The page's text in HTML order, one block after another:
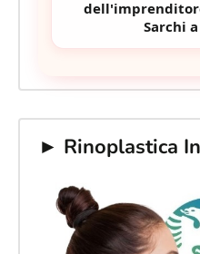
Perché gli
Riversando in
Frontiera